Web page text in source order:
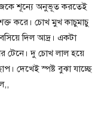
শূন্যে অনুভূত করতেই
করে। চোখ মুখ কাচুমাচু
দিল আদ্র। একটা
টেনে। দু চোখ লাল হয়ে
দেখেই স্পষ্ট বুঝা যাচ্ছে